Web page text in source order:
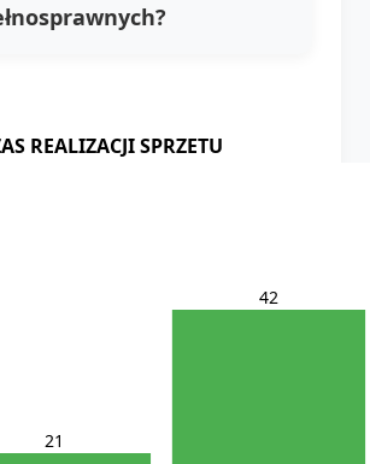
REALIZACJI SPRZETU
21
42